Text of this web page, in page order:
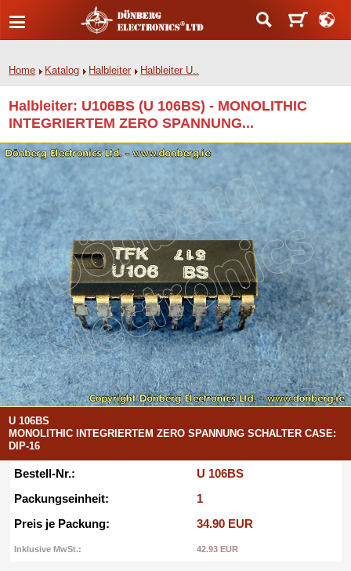
Home Katalog Halbleiter Halbleiter U..
Halbleiter: U106BS (U 106BS) - MONOLITHIC
INTEGRIERTEM ZERO SPANNUNG...
U 106BS
MONOLITHIC INTEGRIERTEM ZERO SPANNUNG SCHALTER CASE:
DIP-16
Bestell-Nr.:
U 106BS
Packungseinheit:
1
Preis je Packung:
34.90 EUR
Inklusive MwSt.: 42.93 EUR